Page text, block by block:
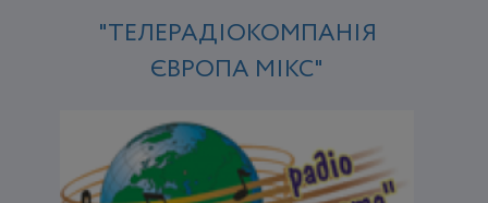
"ТЕЛЕРАДІОКОМПАНІЯ
ЄВРОПА МІКС"